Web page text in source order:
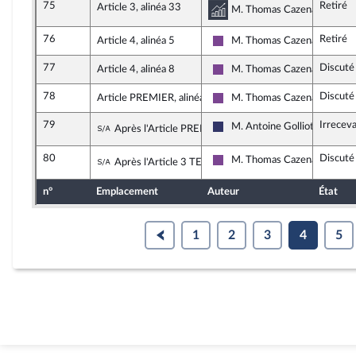
75 Article 3, alinéa 33 Commission des
M. Thomas Cazenave,Retiré
76 Article 4, alinéa 5
Ensemble pour la République
M. Thomas CazenaveRetiré
77 Article 4, alinéa 8
Ensemble pour la République
M. Thomas CazenaveDiscuté
78 Article PREMIER, alinéa 4
Ensemble pour la République
M. Thomas CazenaveDiscuté
79 Sous-amendement de l'amendement
Après l'Article PREMIER Rassemblement National
M. Antoine Golliot
80 Sous-amendement de l'amendement n°39
Après l'Article 3 TER Ensemble pour la République
M. Thomas CazenaveDiscuté
n° Emplacement Auteur État
1 2 3 4 5